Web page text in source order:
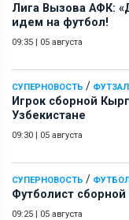
Лига Вызова АФК:
идем на футбол!
09:35 | 05 августа
СУПЕРНОВОСТЬ / ФУТЗАЛ
Игрок сборной
Узбекистане
09:30 | 05 августа
СУПЕРНОВОСТЬ /
Футболист
09:25 | 05 августа